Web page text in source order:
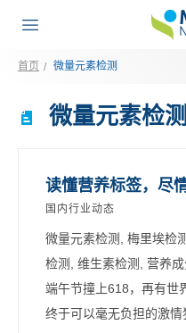
首页 微量元素检测
微量元素检测
读懂营养标签，尽
国内行业动态
微量元素检测, 梅里埃检
检测, 维生素检测, 营养
端午节撞上618，再有世
终于可以毫无负担的激情